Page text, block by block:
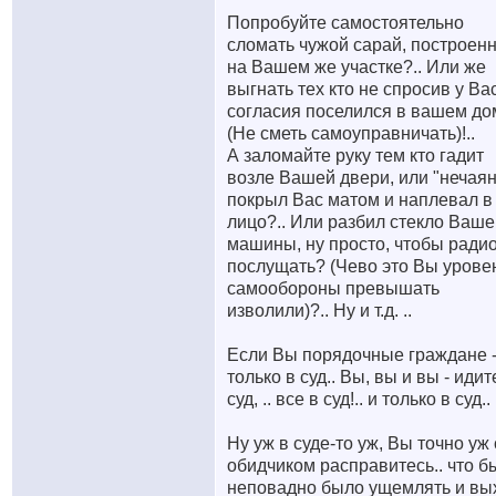
Попробуйте самостоятельно
сломать чужой сарай,
на Вашем же участке?.. Или же
выгнать тех кто не спросив у
согласия поселился в вашем
(Не сметь самоуправничать)!..
А заломайте руку тем кто гадит
возле Вашей двери, или
покрыл Вас матом и наплевал в
лицо?.. Или разбил стекло
машины, ну просто, чтобы
послущать? (Чево это Вы
самообороны превышать
изволили)?.. Ну и т.д. ..
Если Вы порядочные граждане
только в суд.. Вы, вы и вы -
суд, .. все в суд!.. и только в суд..
Ну уж в суде-то уж, Вы точно уж
обидчиком расправитесь.. что
неповадно было ущемлять и